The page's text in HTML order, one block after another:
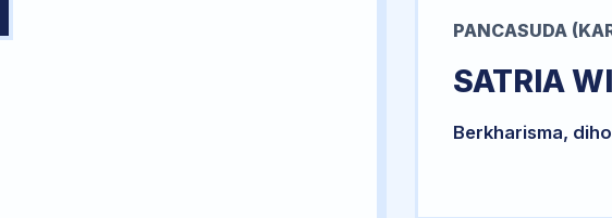
PANCASUDA
SATRIA
Berkharisma,